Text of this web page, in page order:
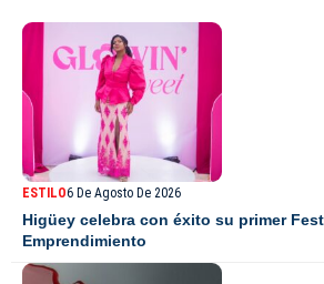
ESTILO6 De Agosto De 2026
Higüey celebra con éxito su primer
Emprendimiento